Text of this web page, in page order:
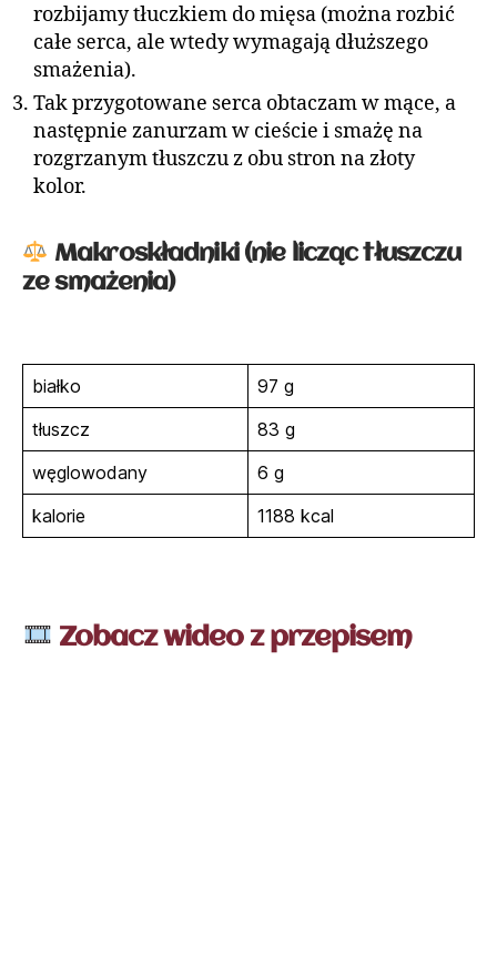
rozbijamy tłuczkiem do mięsa (można rozbić
całe serca, ale wtedy wymagają dłuższego
smażenia).
Tak przygotowane serca obtaczam w mące, a
następnie zanurzam w cieście i smażę na
rozgrzanym tłuszczu z obu stron na złoty
kolor.
Makroskładniki (nie licząc tłuszczu
ze smażenia)
białko
97 g
tłuszcz
83 g
węglowodany
6 g
kalorie
1188 kcal
Zobacz wideo z przepisem